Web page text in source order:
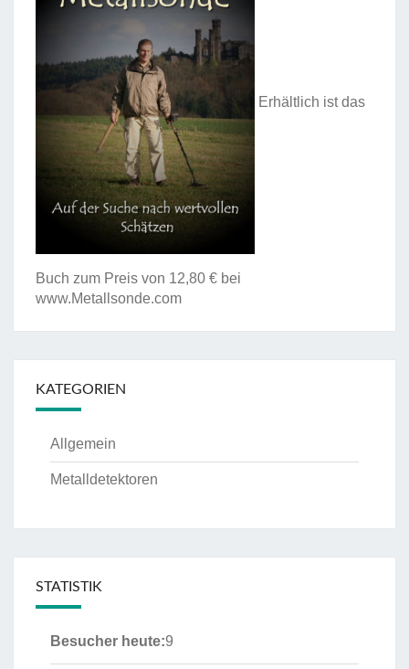
Erhältlich ist das
Buch zum Preis von 12,80 € bei
www.Metallsonde.com
KATEGORIEN
Allgemein
Metalldetektoren
STATISTIK
Besucher heute:9